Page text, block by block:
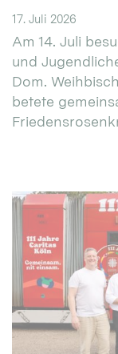
17. Juli 2026
Am 14. Juli
und
Dom.
betete